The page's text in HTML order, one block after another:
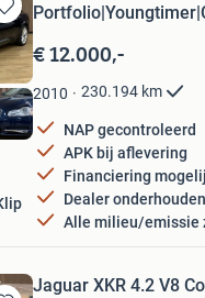
€ 12.000,-
2010 230.194 km
NAP gecontroleerd
APK bij aflevering
Financiering
Dealer onderhouden
Alle milieu/emissie
Jaguar XKR 4.2 V8